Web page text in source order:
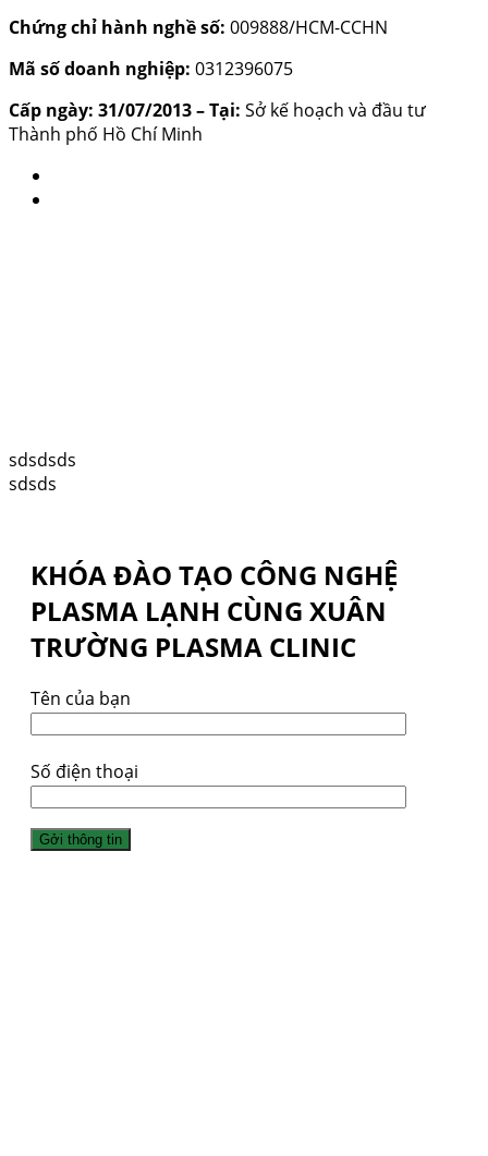
Chứng chỉ hành nghề số: 009888/HCM-CCHN
Mã số doanh nghiệp: 0312396075
Cấp ngày: 31/07/2013 – Tại: Sở kế hoạch và đầu tư
Thành phố Hồ Chí Minh
sdsdsds
sdsds
KHÓA ĐÀO TẠO CÔNG NGHỆ
PLASMA LẠNH CÙNG XUÂN
TRƯỜNG PLASMA CLINIC
Tên của bạn
Số điện thoại